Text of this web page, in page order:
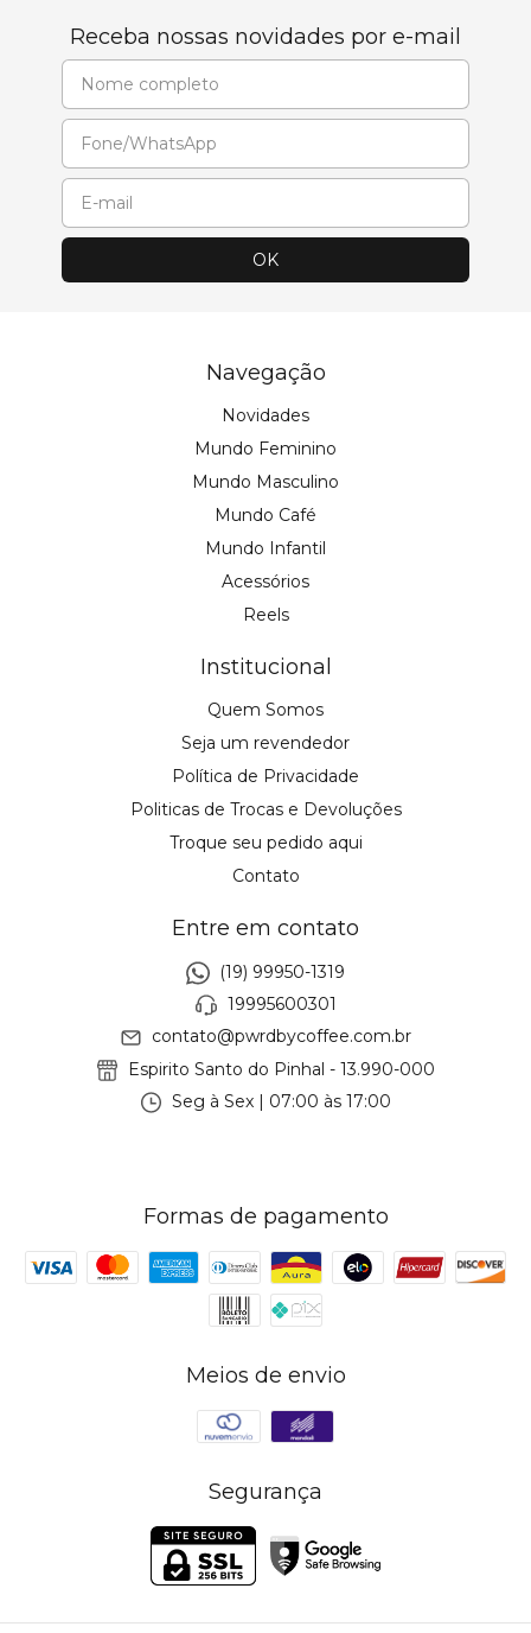
Receba nossas novidades por e-mail
Navegação
Novidades
Mundo Feminino
Mundo Masculino
Mundo Café
Mundo Infantil
Acessórios
Reels
Institucional
Quem Somos
Seja um revendedor
Política de Privacidade
Politicas de Trocas e Devoluções
Troque seu pedido aqui
Contato
Entre em contato
(19) 99950-1319
19995600301
contato@pwrdbycoffee.com.br
Espirito Santo do Pinhal - 13.990-000
Seg à Sex | 07:00 às 17:00
Formas de pagamento
Meios de envio
Segurança